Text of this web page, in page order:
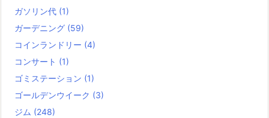
ガソリン代 (1)
ガーデニング (59)
コインランドリー (4)
コンサート (1)
ゴミステーション (1)
ゴールデンウイーク (3)
ジム (248)